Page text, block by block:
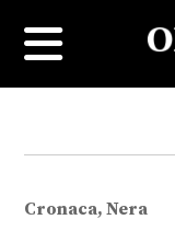
Cronaca, Nera